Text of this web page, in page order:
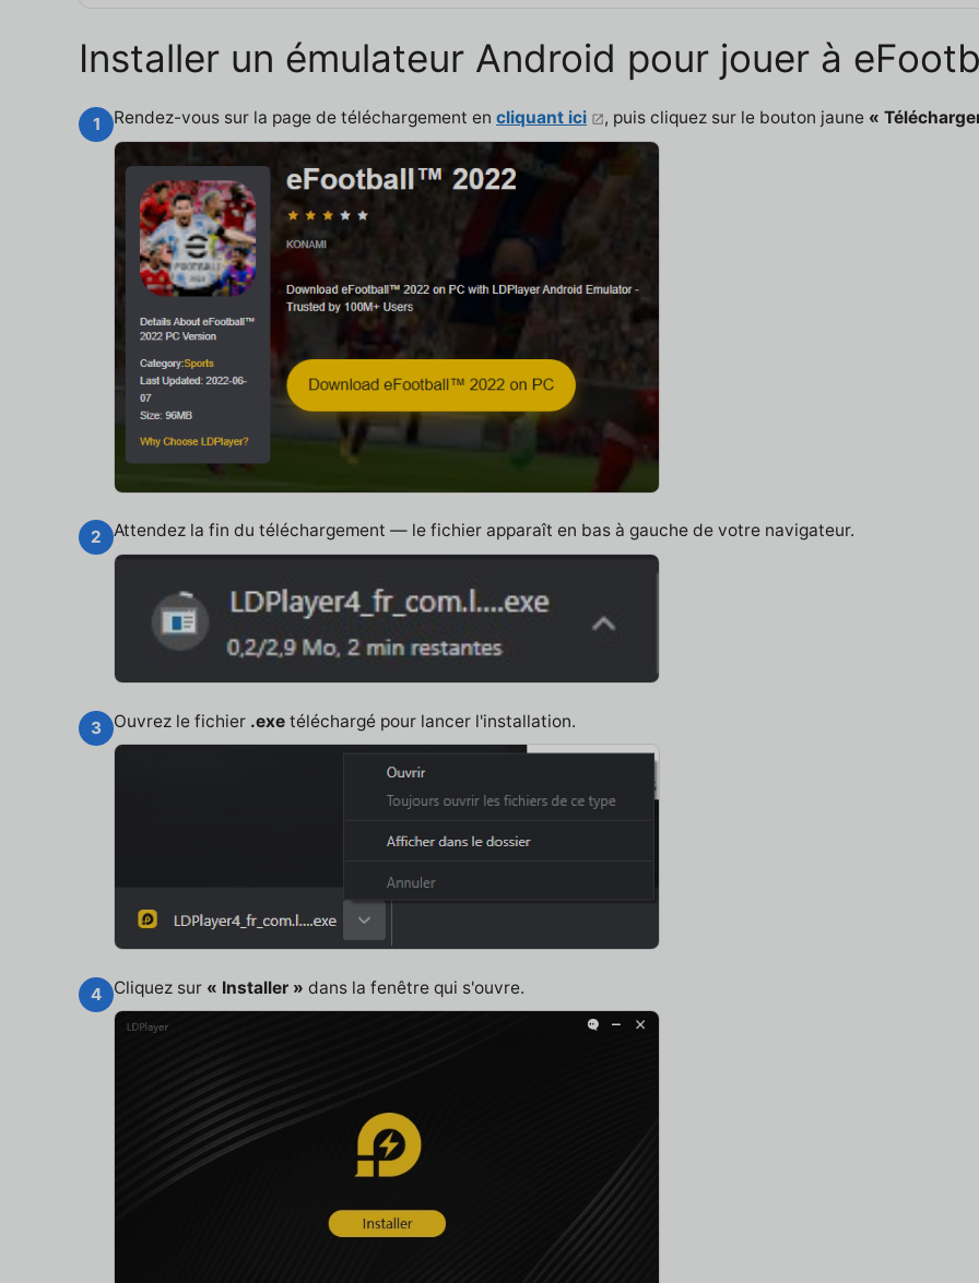
Installer un émulateur Android pour jouer à
1 Rendez-vous sur la page de téléchargement en cliquant ici , puis cliquez sur le bouton jaune «
2 Attendez la fin du téléchargement — le fichier apparaît en bas à gauche de votre navigateur.
3 Ouvrez le fichier .exe téléchargé pour lancer l'installation.
4 Cliquez sur « Installer » dans la fenêtre qui s'ouvre.